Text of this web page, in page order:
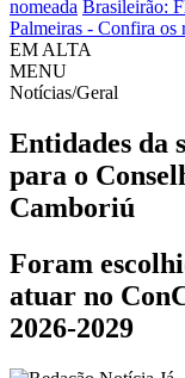
nomeada Brasileirão:
Palmeiras - Confira os
EM ALTA
MENU
Notícias/Geral
Entidades da
para o
Camboriú
Foram
atuar no
2026-2029